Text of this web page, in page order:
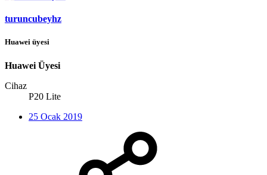
turuncubeyhz
Huawei üyesi
Huawei Üyesi
Cihaz
P20 Lite
25 Ocak 2019